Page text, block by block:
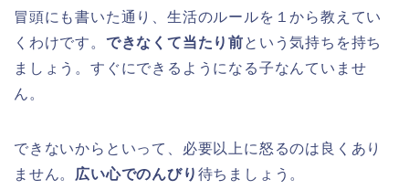
冒頭にも書いた通り、生活のルールを１から教えてい
くわけです。 できなくて当たり前という気持ちを持ち
ましょう。すぐにできるようになる子なんていませ
ん。
できないからといって、必要以上に怒るのは良くあり
ません。 広い心でのんびり 待ちましょう。